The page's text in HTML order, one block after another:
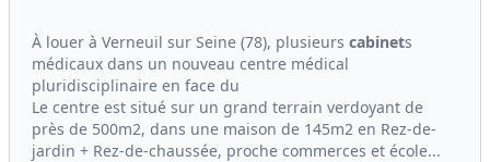
À louer à Verneuil sur Seine (78), plusieurs cabinets
médicaux dans un nouveau centre médical
pluridisciplinaire en face du
Le centre est situé sur un grand terrain verdoyant de
près de 500m2, dans une maison de 145m2 en Rez-de-
jardin + Rez-de-chaussée, proche commerces et école...